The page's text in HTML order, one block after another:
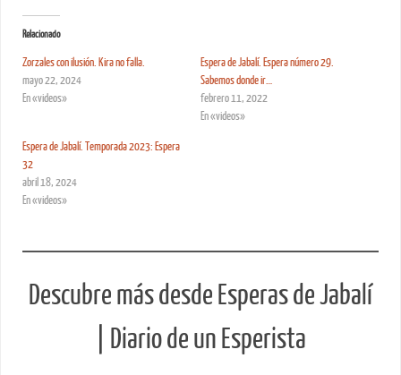
Relacionado
Zorzales con ilusión. Kira no falla.
mayo 22, 2024
En «videos»
Espera de Jabalí. Espera número 29.
Sabemos donde ir…
febrero 11, 2022
En «videos»
Espera de Jabalí. Temporada 2023: Espera
32
abril 18, 2024
En «videos»
Descubre más desde Esperas de Jabalí
| Diario de un Esperista